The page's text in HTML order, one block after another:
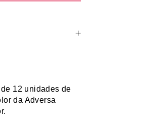
12 unidades de
da Adversa